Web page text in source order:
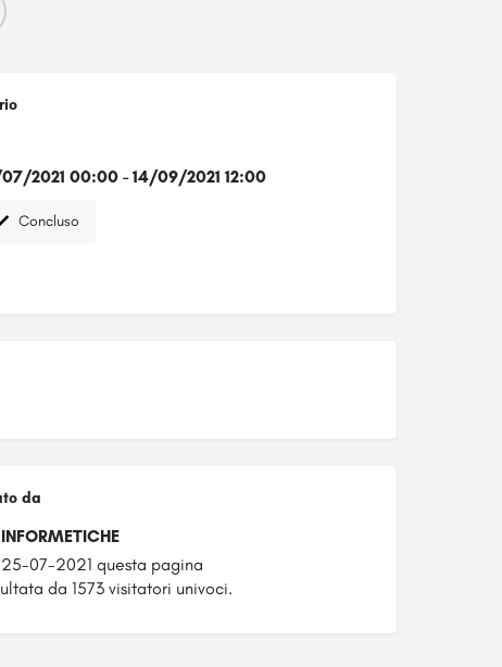
2021 00:00 - 14/09/2021 12:00
Concluso
da
07-2021 questa pagina
da 1573 visitatori univoci.